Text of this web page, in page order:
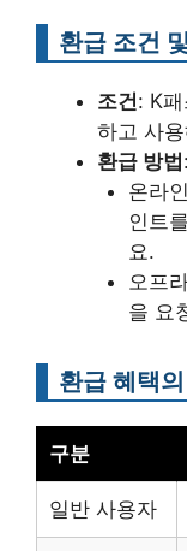
환급 조건
조건: K
하고 사
환급 방법 :
온라
인트
요.
오프
을 요
환급 혜택
구분
일반 사용자